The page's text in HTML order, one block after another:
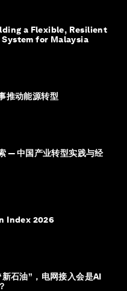
a Flexible, Resilient
System for Malaysia
推动能源转型
— 中国产业转型实践与经
Index 2026
石油”，电网接入会是AI